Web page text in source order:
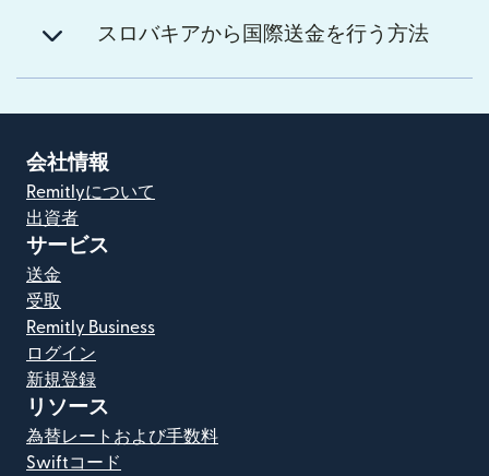
スロバキアから国際送金を行う方法
会社情報
Remitlyについて
出資者
サービス
送金
受取
Remitly Business
ログイン
新規登録
リソース
為替レートおよび手数料
Swiftコード